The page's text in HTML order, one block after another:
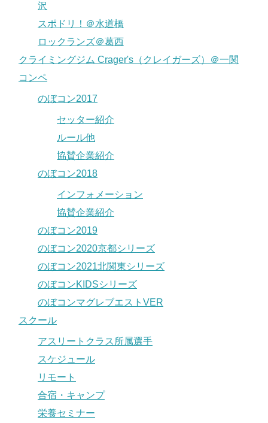
沢
スポドリ！＠水道橋
ロックランズ＠葛西
クライミングジム Crager's（クレイガーズ）＠一関
コンペ
のぼコン2017
セッター紹介
ルール他
協賛企業紹介
のぼコン2018
インフォメーション
協賛企業紹介
のぼコン2019
のぼコン2020京都シリーズ
のぼコン2021北関東シリーズ
のぼコンKIDSシリーズ
のぼコンマグレブエストVER
スクール
アスリートクラス所属選手
スケジュール
リモート
合宿・キャンプ
栄養セミナー